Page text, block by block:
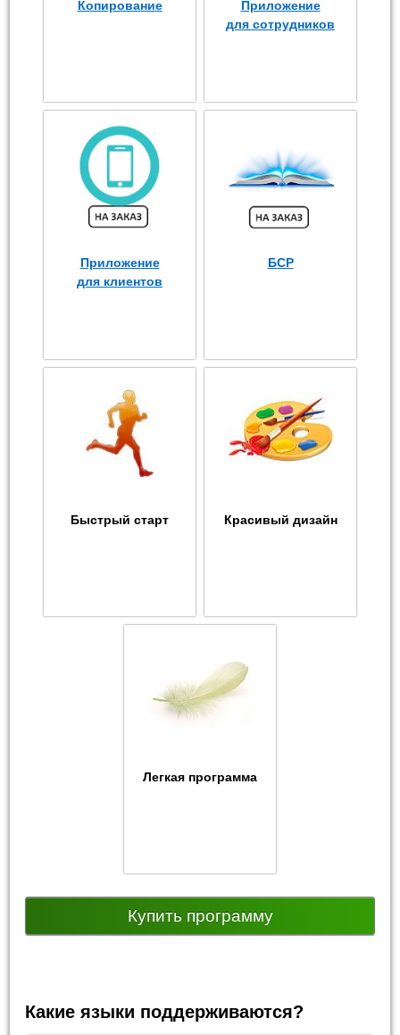
Копирование
Приложение
для сотрудников
Приложение
для клиентов
БСР
Быстрый старт Красивый дизайн
Легкая программа
Купить программу
Какие языки поддерживаются?